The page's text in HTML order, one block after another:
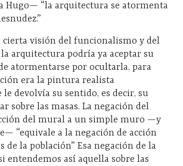
Hugo— “la arquitectura se atormenta
cierta visión del funcionalismo y del
la arquitectura podría ya aceptar su
atormentarse por ocultarla, para
era la pintura realista
devolvía su sentido, es decir, su
sobre las masas. La negación del
del mural a un simple muro —y
“equivale a la negación de acción
de la población” Esa negación de la
entendemos así aquella sobre las